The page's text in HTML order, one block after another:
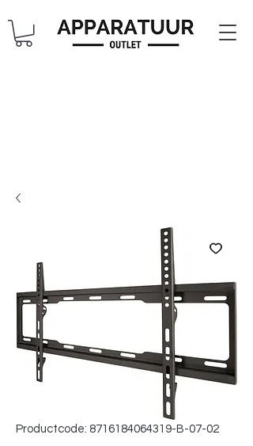
Productcode: 8716184064319-B-07-02